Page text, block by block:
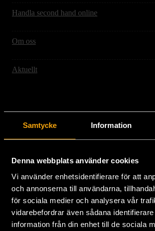
Samtycke Information
Denna webbplats använder cookies
Vi använder enhetsidentifierare för att
och annonserna till användarna,
för sociala medier och analysera vår
vidarebefordrar även sådana
information från din enhet till de sociala
Handla second hand online
Om oss
Aktuellt
Stockholms Stadsmission
Huvudkontor:
Hesselmans Torg 14
08-684 230 00
info [at]stadsmissionen.se